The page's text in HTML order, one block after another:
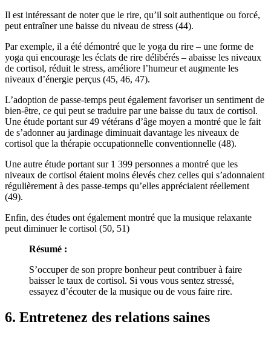
Il est intéressant de noter que le rire, qu’il soit authentique ou forcé,
peut entraîner une baisse du niveau de stress (44).
Par exemple, il a été démontré que le yoga du rire – une forme de
yoga qui encourage les éclats de rire délibérés – abaisse les niveaux
de cortisol, réduit le stress, améliore l’humeur et augmente les
niveaux d’énergie perçus (45, 46, 47).
L’adoption de passe-temps peut également favoriser un sentiment de
bien-être, ce qui peut se traduire par une baisse du taux de cortisol.
Une étude portant sur 49 vétérans d’âge moyen a montré que le fait
de s’adonner au jardinage diminuait davantage les niveaux de
cortisol que la thérapie occupationnelle conventionnelle (48).
Une autre étude portant sur 1 399 personnes a montré que les
niveaux de cortisol étaient moins élevés chez celles qui s’adonnaient
régulièrement à des passe-temps qu’elles appréciaient réellement
(49).
Enfin, des études ont également montré que la musique relaxante
peut diminuer le cortisol (50, 51)
Résumé :
S’occuper de son propre bonheur peut contribuer à faire
baisser le taux de cortisol. Si vous vous sentez stressé,
essayez d’écouter de la musique ou de vous faire rire.
6. Entretenez des relations saines